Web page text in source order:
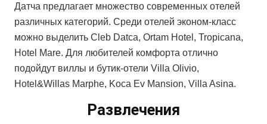
Датча предлагает множество современных отелей
различных категорий. Среди отелей эконом-класс
можно выделить Cleb Datca, Ortam Hotel, Tropicana,
Hotel Mare. Для любителей комфорта отлично
подойдут виллы и бутик-отели Villa Olivio,
Hotel&Willas Marphe, Koca Ev Mansion, Villa Asina.
Развлечения